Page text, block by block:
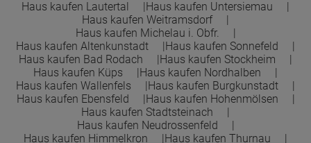
Haus kaufen Lautertal
Haus kaufen Untersiemau
Haus kaufen Weitramsdorf
Haus kaufen Michelau i. Obfr.
Haus kaufen Altenkunstadt
Haus kaufen Sonnefeld
Haus kaufen Bad Rodach
Haus kaufen Stockheim
Haus kaufen Küps
Haus kaufen Nordhalben
Haus kaufen Wallenfels
Haus kaufen Burgkunstadt
Haus kaufen Ebensfeld
Haus kaufen Hohenmölsen
Haus kaufen Stadtsteinach
Haus kaufen Neudrossenfeld
Haus kaufen Himmelkron
Haus kaufen Thurnau